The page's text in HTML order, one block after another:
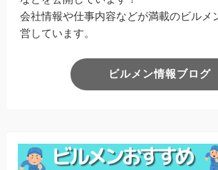
会社情報や仕事内容などが満載のビルメ
営しています。
ビルメン情報ブログ